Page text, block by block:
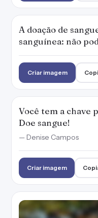
A doação de
sanguínea: não
Criar imagem
Você tem a chave
Doe sangue!
— Denise Campos
Criar imagem